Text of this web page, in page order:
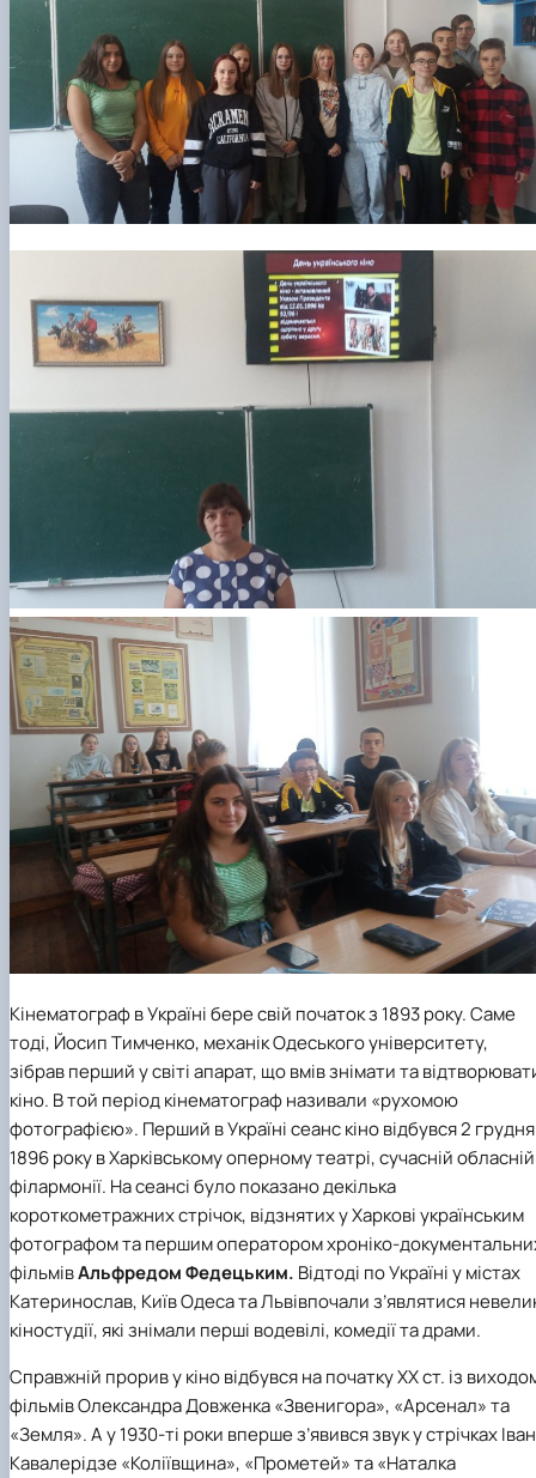
Кінематограф в Україні бере свій початок з 1893 року. Саме
тоді, Йосип Тимченко, механік Одеського університету,
зібрав перший у світі апарат, що вмів знімати та
кіно. В той період кінематограф називали «рухомою
фотографією». Перший в Україні сеанс кіно відбувся 2 грудня
1896 року в Харківському оперному театрі, сучасній обласній
філармонії. На сеансі було показано декілька
короткометражних стрічок, відзнятих у Харкові українським
фотографом та першим оператором хроніко-
фільмівАльфредом Федецьким. Відтоді по Україні у містах
Катеринослав, Київ Одеса та Львівпочали з’являтися
кіностудії, які знімали перші водевілі, комедії та драми.
Справжній прорив у кіно відбувся на початку XX ст. із
фільмів Олександра Довженка «Звенигора», «Арсенал» та
«Земля». А у 1930-ті роки вперше з’явився звук у стрічках
Кавалерідзе «Коліївщина», «Прометей» та «Наталка